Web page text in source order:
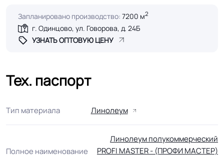
Запланировано производство: 7200 м2
г. Одинцово, ул. Говорова, д. 24Б
УЗНАТЬ ОПТОВУЮ ЦЕНУ
Тех. паспорт
Тип материала Линолеум
Полное наименование
Линолеум полукоммерческий
PROFI MASTER - (ПРОФИ МАСТЕР)